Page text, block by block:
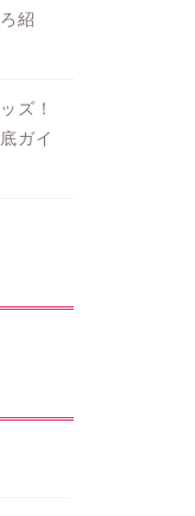
紹
ズ！
ガイ